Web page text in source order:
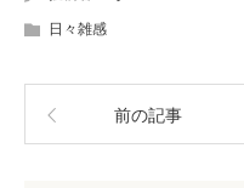
日々雑感
前の記事